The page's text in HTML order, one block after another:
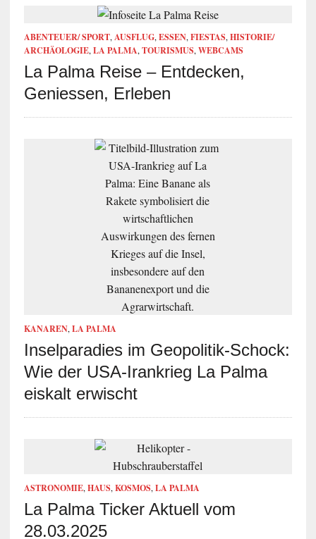
ABENTEUER/ SPORT, AUSFLUG, ESSEN, FIESTAS, HISTORIE/
ARCHÄOLOGIE, LA PALMA, TOURISMUS, WEBCAMS
La Palma Reise – Entdecken,
Geniessen, Erleben
KANAREN, LA PALMA
Inselparadies im Geopolitik-Schock:
Wie der USA-Irankrieg La Palma
eiskalt erwischt
ASTRONOMIE, HAUS, KOSMOS, LA PALMA
La Palma Ticker Aktuell vom
28.03.2025